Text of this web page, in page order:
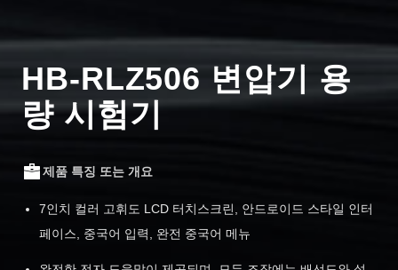
HB-RLZ506 변압기 용
량 시험기
제품 특징 또는 개요
7인치 컬러 고휘도 LCD 터치스크린, 안드로이드 스타일 인터
페이스, 중국어 입력, 완전 중국어 메뉴